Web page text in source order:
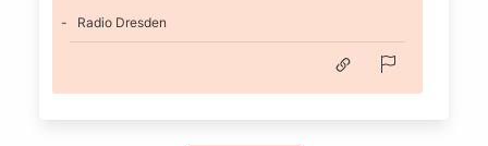
Radio Dresden